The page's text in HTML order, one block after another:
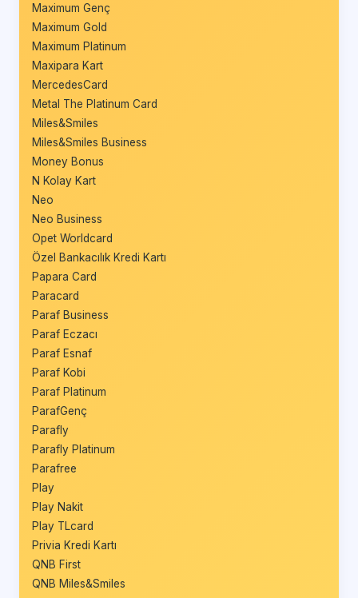
Maximum Genç
Maximum Gold
Maximum Platinum
Maxipara Kart
MercedesCard
Metal The Platinum Card
Miles&Smiles
Miles&Smiles Business
Money Bonus
N Kolay Kart
Neo
Neo Business
Opet Worldcard
Özel Bankacılık Kredi Kartı
Papara Card
Paracard
Paraf Business
Paraf Eczacı
Paraf Esnaf
Paraf Kobi
Paraf Platinum
ParafGenç
Parafly
Parafly Platinum
Parafree
Play
Play Nakit
Play TLcard
Privia Kredi Kartı
QNB First
QNB Miles&Smiles